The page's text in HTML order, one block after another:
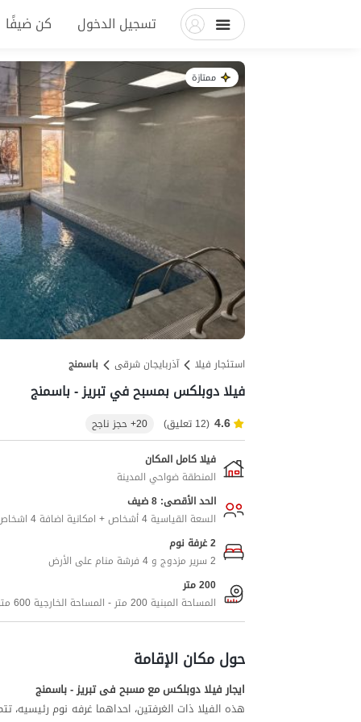
تسجيل الدخول كن ضيفًا
ممتازة
استئجار فيلا آذربایجان شرقی باسمنج
فيلا دوبلكس بمسبح في تبريز - باسمنج
4.6 (12 تعليق) 20+ حجز ناجح
فيلا كامل المكان
المنطقة ضواحي المدينة
الحد الأقصى: 8 ضيف
السعة القياسية 4 أشخاص + امكانية اضافة 4 اشخاص اضافيين
2 غرفة نوم
2 سرير مزدوج و 4 فرشة منام على الأرض
200 متر
المساحة المبنية 200 متر - المساحة الخارجية 600 متر
حول مكان الإقامة
ایجار فیلا دوبلکس مع مسبح فی تبریز - باسمنج
هذه الفیلا ذات الغرفتین، احداهما غرفه نوم